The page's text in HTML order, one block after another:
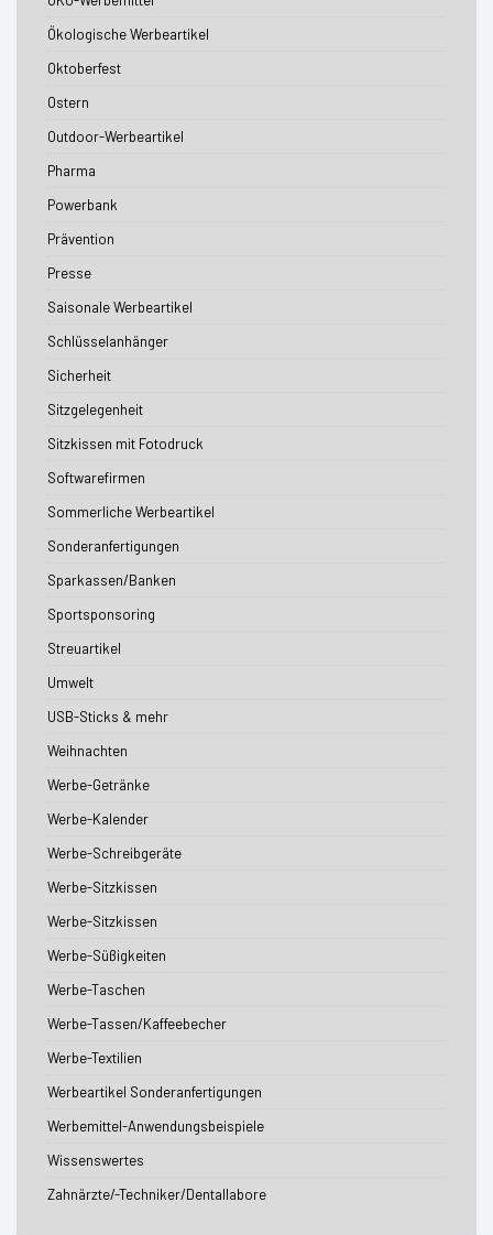
Ökologische Werbeartikel
Oktoberfest
Ostern
Outdoor-Werbeartikel
Pharma
Powerbank
Prävention
Presse
Saisonale Werbeartikel
Schlüsselanhänger
Sicherheit
Sitzgelegenheit
Sitzkissen mit Fotodruck
Softwarefirmen
Sommerliche Werbeartikel
Sonderanfertigungen
Sparkassen/Banken
Sportsponsoring
Streuartikel
Umwelt
USB-Sticks & mehr
Weihnachten
Werbe-Getränke
Werbe-Kalender
Werbe-Schreibgeräte
Werbe-Sitzkissen
Werbe-Sitzkissen
Werbe-Süßigkeiten
Werbe-Taschen
Werbe-Tassen/Kaffeebecher
Werbe-Textilien
Werbeartikel Sonderanfertigungen
Werbemittel-Anwendungsbeispiele
Wissenswertes
Zahnärzte/-Techniker/Dentallabore